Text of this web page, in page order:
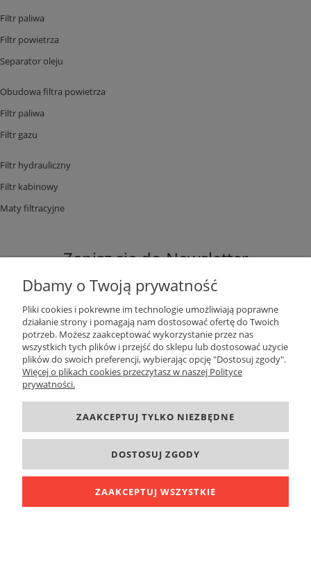
Filtr paliwa
Filtr powietrza
Separator oleju
Obudowa filtra powietrza
Filtr paliwa
Filtr gazu
Filtr hydrauliczny
Filtr kabinowy
Maty filtracyjne
Zapisz się do Newsletter
ZAPISZ SIĘ
O FIRMIE
Dbamy o Twoją prywatność
Pliki cookies i pokrewne im technologie umożliwiają poprawne
działanie strony i pomagają nam dostosować ofertę do Twoich
potrzeb. Możesz zaakceptować wykorzystanie przez nas
wszystkich tych plików i przejść do sklepu lub dostosować użycie
plików do swoich preferencji, wybierając opcję "Dostosuj zgody".
Więcej o plikach cookies przeczytasz w naszej Polityce
prywatności.
ZAAKCEPTUJ TYLKO NIEZBĘDNE
DOSTOSUJ ZGODY
ZAAKCEPTUJ WSZYSTKIE